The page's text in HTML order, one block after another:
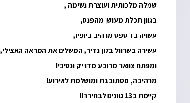
שמלה מלכותית ועוצרת נשימה ,
בגוון תכלת מעושן מהפנט,
עשויה בד טפט מרהיב ביופיו,
עשירה בשרוול בלון נדיר, המשלים את המראה האצילי,
ומפתח צוואר מרובע מדוייק ונסיכי!
מרהיבה, מסתובבת ומושלמת לאירוע!
קיימת ב13 גוונים לבחירה!!